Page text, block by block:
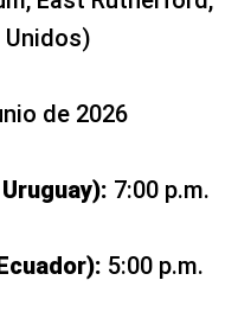
Unidos)
de 2026
7:00 p.m.
5:00 p.m.